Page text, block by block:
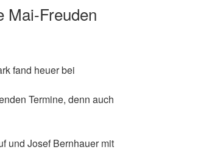
Mai-Freuden
fand heuer bei
Termine, denn auch
und Josef Bernhauer mit